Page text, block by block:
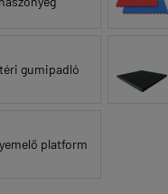
gumipadló
platform